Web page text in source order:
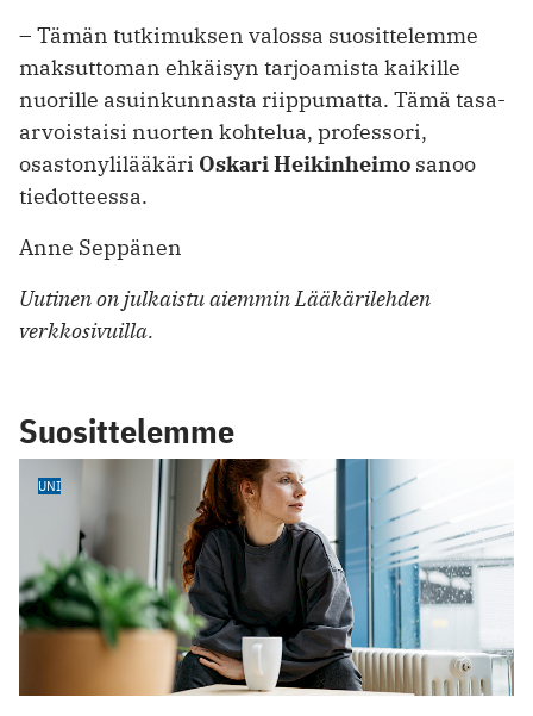
– Tämän tutkimuksen valossa suosittelemme
maksuttoman ehkäisyn tarjoamista kaikille
nuorille asuinkunnasta riippumatta. Tämä tasa-
arvoistaisi nuorten kohtelua, professori,
osastonylilääkäri Oskari Heikinheimo sanoo
tiedotteessa.
Anne Seppänen
Uutinen on julkaistu aiemmin Lääkärilehden
verkkosivuilla.
Suosittelemme
UNI